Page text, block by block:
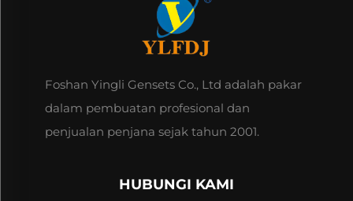
Foshan Yingli Gensets Co., Ltd adalah pakar
dalam pembuatan profesional dan
penjualan penjana sejak tahun 2001.
HUBUNGI KAMI